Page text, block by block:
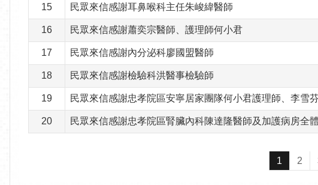
15 民眾來信感謝耳鼻喉科主任朱峻緯醫師
16 民眾來信感謝蕭奕宗醫師、護理師何小君
17 民眾來信感謝內分泌科廖國盟醫師
18 民眾來信感謝檢驗科洪醫事檢驗師
19 民眾來信感謝忠孝院區安寧居家團隊何小君護理師、李雪
20 民眾來信感謝忠孝院區腎臟內科陳達隆醫師及加護病房全
1 2